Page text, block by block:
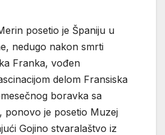
posetio je Španiju u
nedugo nakon smrti
Franka, vođen
delom Fransiska
boravka sa
ponovo je posetio Muzej
Gojino stvaralaštvo iz